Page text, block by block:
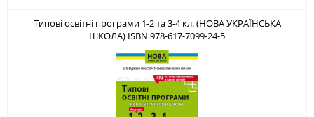
Типові освітні програми 1-2 та 3-4 кл. (НОВА УКРАЇНСЬКА
ШКОЛА) ISBN 978-617-7099-24-5